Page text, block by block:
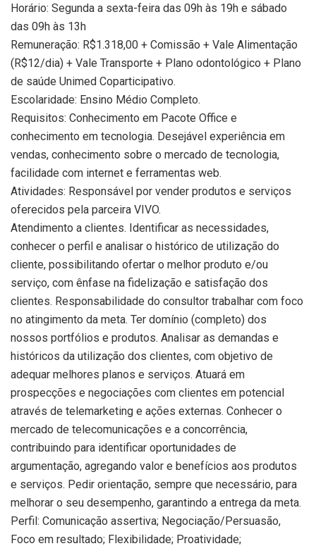
Horário: Segunda a sexta-feira das 09h às 19h e sábado
das 09h às 13h
Remuneração: R$1.318,00 + Comissão + Vale Alimentação
(R$12/dia) + Vale Transporte + Plano odontológico + Plano
de saúde Unimed Coparticipativo.
Escolaridade: Ensino Médio Completo.
Requisitos: Conhecimento em Pacote Office e
conhecimento em tecnologia. Desejável experiência em
vendas, conhecimento sobre o mercado de tecnologia,
facilidade com internet e ferramentas web.
Atividades: Responsável por vender produtos e serviços
oferecidos pela parceira VIVO.
Atendimento a clientes. Identificar as necessidades,
conhecer o perfil e analisar o histórico de utilização do
cliente, possibilitando ofertar o melhor produto e/ou
serviço, com ênfase na fidelização e satisfação dos
clientes. Responsabilidade do consultor trabalhar com foco
no atingimento da meta. Ter domínio (completo) dos
nossos portfólios e produtos. Analisar as demandas e
históricos da utilização dos clientes, com objetivo de
adequar melhores planos e serviços. Atuará em
prospecções e negociações com clientes em potencial
através de telemarketing e ações externas. Conhecer o
mercado de telecomunicações e a concorrência,
contribuindo para identificar oportunidades de
argumentação, agregando valor e benefícios aos produtos
e serviços. Pedir orientação, sempre que necessário, para
melhorar o seu desempenho, garantindo a entrega da meta.
Perfil: Comunicação assertiva; Negociação/Persuasão,
Foco em resultado; Flexibilidade; Proatividade;